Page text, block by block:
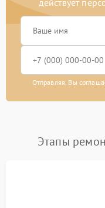
действует
Отправляя, Вы
Этапы